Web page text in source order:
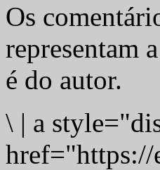
Os
representam
é do autor.
\ | a